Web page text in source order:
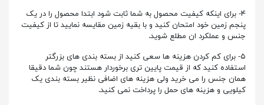
۴- برای اینکه کیفیت محصول به شما ثابت شود ابتدا محصول را در یک
پنجم زمین خود امتحان کنید و با بقیه زمین مقایسه نمایید تا از کیفیت
جنس و عملکرد ان مطلع شوید.
۵- برای کم کردن هزینه ها سعی کنید از بسته بندی های بزرگتر
استفاده کنید که از قیمت پایین تری برخوردار هستند چون شما دقیقا
همان جنس را می خرید ولی هزینه های اضافی نظیر بسته بندی یک
کیلویی و هزینه های حمل را پرداخت نمی کنید.